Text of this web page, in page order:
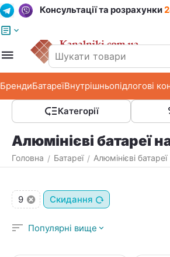
Консультації та розрахунки
БрендиБатареїВнутрішньопідлогові
Категорії
Алюмінієві батареї
Головна / Батареї / Алюмінієві батареї
9 Скидання
Популярні вище